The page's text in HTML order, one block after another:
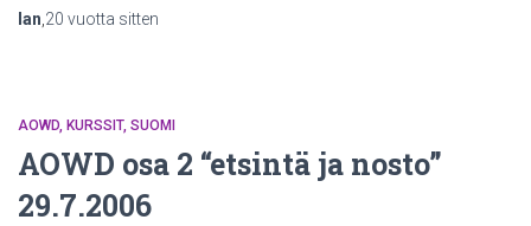
Ian 20 vuotta sitten
AOWD KURSSIT SUOMI
AOWD osa 2 “etsintä ja nosto”
29.7.2006